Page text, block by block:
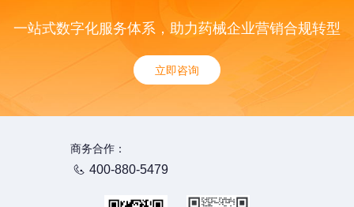
一站式数字化服务体系，助力药械企业营销合规转型
立即咨询
商务合作：
400-880-5479